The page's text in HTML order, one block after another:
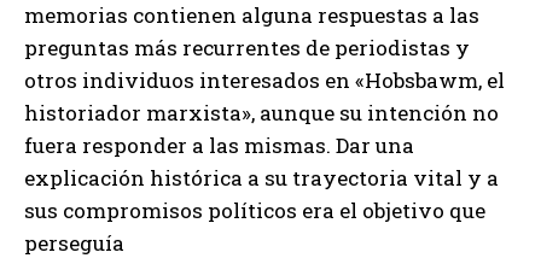
memorias contienen alguna respuestas a las
preguntas más recurrentes de periodistas y
otros individuos interesados en «Hobsbawm, el
historiador marxista», aunque su intención no
fuera responder a las mismas. Dar una
explicación histórica a su trayectoria vital y a
sus compromisos políticos era el objetivo que
perseguía